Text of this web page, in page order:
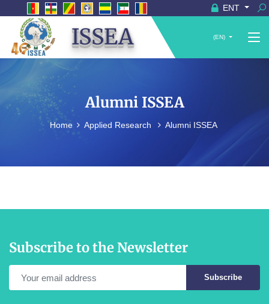
ENT
ISSEA (EN)
Alumni ISSEA
Home Applied Research Alumni ISSEA
Subscribe to the Newsletter
Subscribe